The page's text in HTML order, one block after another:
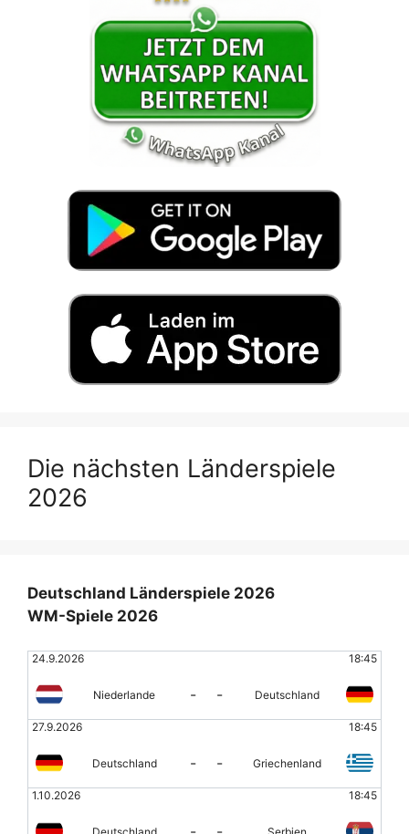
Die nächsten Länderspiele
2026
Deutschland Länderspiele 2026
WM-Spiele 2026
24.9.2026 18:45
Niederlande - - Deutschland
27.9.2026 18:45
Deutschland - - Griechenland
1.10.2026 18:45